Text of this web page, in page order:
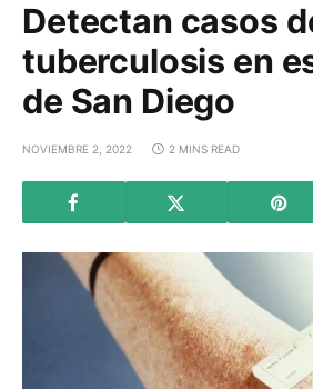
Detectan casos
tuberculosis en
de San Diego
NOVIEMBRE 2, 2022 2 MINS READ